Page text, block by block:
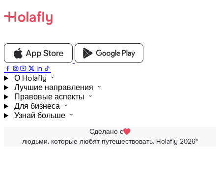
О Holafly
Лучшие направления
Правовые аспекты
Для бизнеса
Узнай больше
Сделано с
людьми, которые любят путешествовать. Holafly 2026®